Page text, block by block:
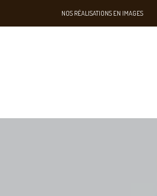
NOS RÉALISATIONS EN IMAGES